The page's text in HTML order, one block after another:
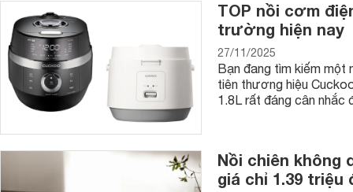
Sản phẩm này cũng hiện đại và thông minh như
nồi cơm
Tuy nhiên vì được cải tiến chất lượng hơn nên nồi này có
TOP nồi cơm
trường hiện nay
27/11/2025
Bạn đang tìm kiếm một
tiên thương hiệu
1.8L rất đáng cân nhắc
Nồi chiên không
giá chỉ 1.39 triệu